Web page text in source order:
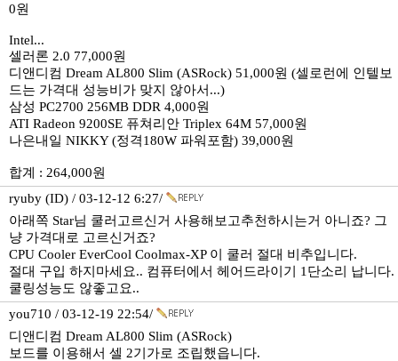
0원
Intel...
셀러론 2.0 77,000원
디앤디컴 Dream AL800 Slim (ASRock) 51,000원 (셀로런에 인텔보
드는 가격대 성능비가 맞지 않아서...)
삼성 PC2700 256MB DDR 4,000원
ATI Radeon 9200SE 퓨쳐리안 Triplex 64M 57,000원
나은내일 NIKKY (정격180W 파워포함) 39,000원
합계 : 264,000원
ryuby (ID) / 03-12-12 6:27/
아래쪽 Star님 쿨러고르신거 사용해보고추천하시는거 아니죠? 그
냥 가격대로 고르신거죠?
CPU Cooler EverCool Coolmax-XP 이 쿨러 절대 비추입니다.
절대 구입 하지마세요.. 컴퓨터에서 헤어드라이기 1단소리 납니다.
쿨링성능도 않좋고요..
you710 / 03-12-19 22:54/
디앤디컴 Dream AL800 Slim (ASRock)
보드를 이용해서 셀 2기가로 조립했읍니다.